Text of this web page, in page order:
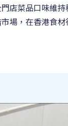
店菜品口味維
場，在香港食